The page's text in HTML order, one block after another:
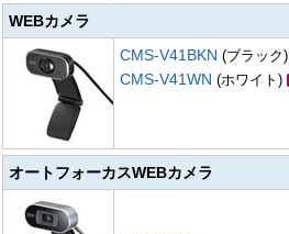
WEBカメラ
CMS-V41BKN (ブラック)
CMS-V41WN (ホワイト)
オートフォーカスWEBカメラ